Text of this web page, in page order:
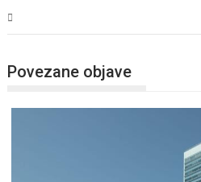
Povezane objave